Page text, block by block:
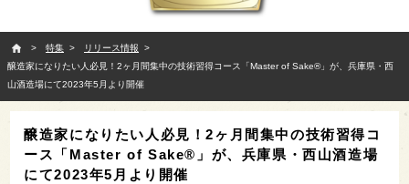
特集
リリース情報
醸造家になりたい人必見！2ヶ月間集中の技術習得コース「Master of Sake®」が、兵庫県・西
山酒造場にて2023年5月より開催
醸造家になりたい人必見！2ヶ月間集中の技術習得コ
ース「Master of Sake®」が、兵庫県・西山酒造場
にて2023年5月より開催